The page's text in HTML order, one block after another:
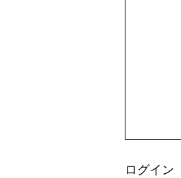
ログイン